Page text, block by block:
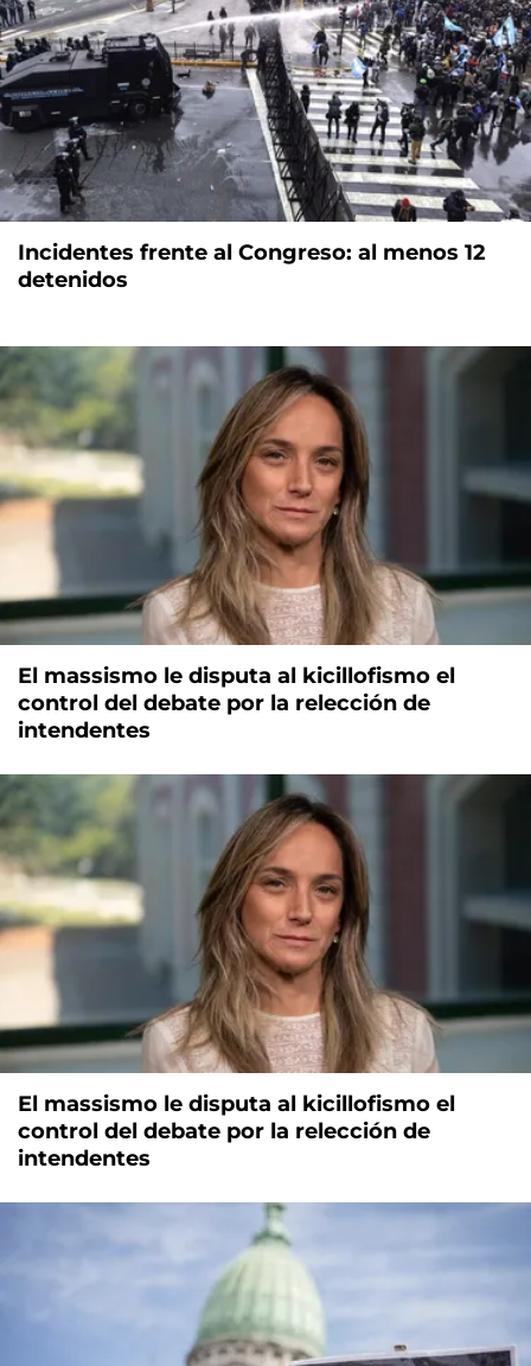
Incidentes frente al Congreso: al menos 12
detenidos
El massismo le disputa al kicillofismo el
control del debate por la relección de
intendentes
El massismo le disputa al kicillofismo el
control del debate por la relección de
intendentes